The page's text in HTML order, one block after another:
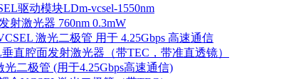
驱动模块LDm-vcsel-1550nm
射激光器 760nm 0.3mW
激光二极管 用于 4.25Gbps 高速通信
直腔面发射激光器（带TEC，带准直透镜）
光二极管 (用于4.25Gbps高速通信)